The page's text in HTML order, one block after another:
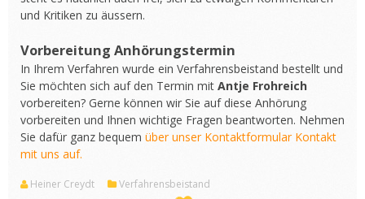
und Kritiken zu äussern.
Vorbereitung Anhörungstermin
In Ihrem Verfahren wurde ein Verfahrensbeistand bestellt und
Sie möchten sich auf den Termin mit Antje Frohreich
vorbereiten? Gerne können wir Sie auf diese Anhörung
vorbereiten und Ihnen wichtige Fragen beantworten. Nehmen
Sie dafür ganz bequem über unser Kontaktformular Kontakt
mit uns auf.
Heiner Creydt Verfahrensbeistand